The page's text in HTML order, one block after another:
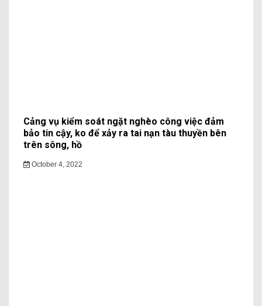
Cảng vụ kiểm soát ngặt nghèo công việc đảm
bảo tin cậy, ko để xảy ra tai nạn tàu thuyền bên
trên sông, hồ
October 4, 2022